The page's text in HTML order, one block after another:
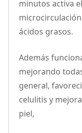
minutos activa
ácidos grasos.
Además
mejorando
general,
celulitis y
piel,